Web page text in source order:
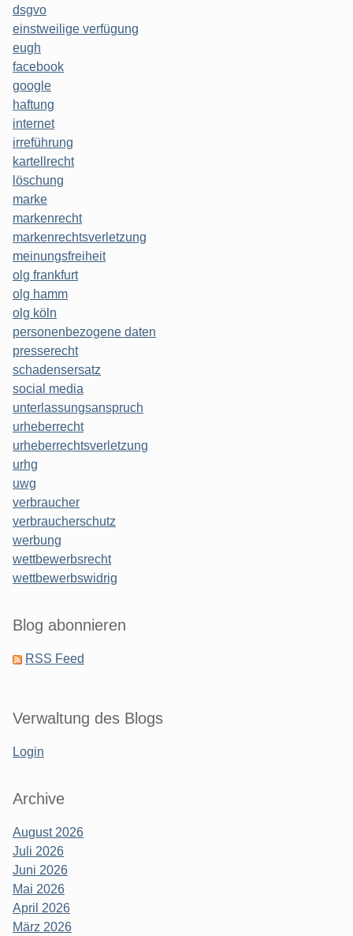
dsgvo
einstweilige verfügung
eugh
facebook
google
haftung
internet
irreführung
kartellrecht
löschung
marke
markenrecht
markenrechtsverletzung
meinungsfreiheit
olg frankfurt
olg hamm
olg köln
personenbezogene daten
presserecht
schadensersatz
social media
unterlassungsanspruch
urheberrecht
urheberrechtsverletzung
urhg
uwg
verbraucher
verbraucherschutz
werbung
wettbewerbsrecht
wettbewerbswidrig
Blog abonnieren
RSS Feed
Verwaltung des Blogs
Login
Archive
August 2026
Juli 2026
Juni 2026
Mai 2026
April 2026
März 2026